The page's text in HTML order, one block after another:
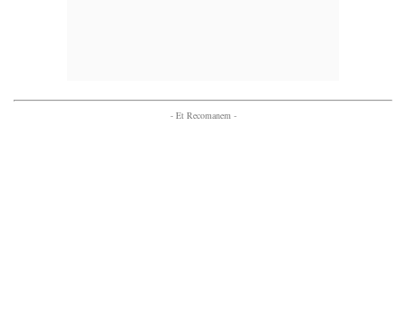
- Et Recomanem -